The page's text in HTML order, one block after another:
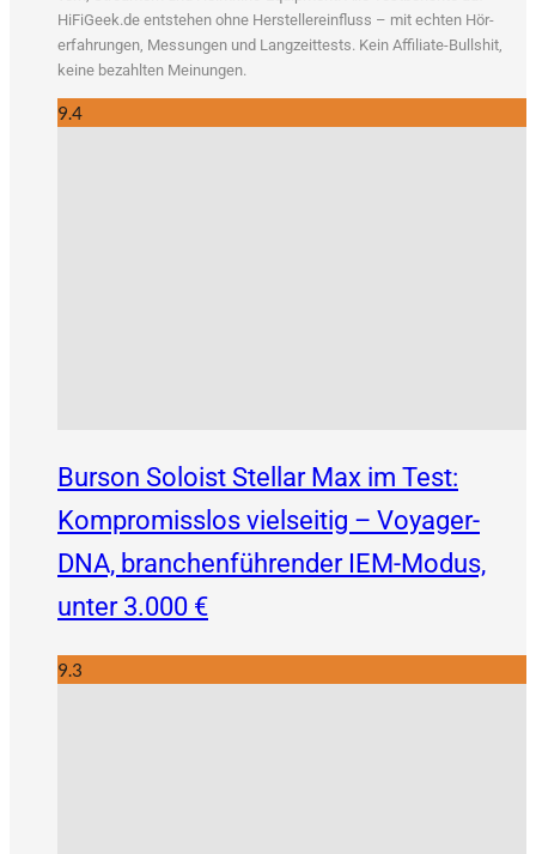
HiFiGeek.de ent­ste­hen ohne Her­stel­ler­ein­fluss – mit ech­ten Hör­
erfah­run­gen, Mes­sun­gen und Lang­zeit­tests. Kein Affi­lia­te-Bull­shit,
kei­ne bezahl­ten Meinungen.
9.4
Burson Soloist Stellar Max im Test:
Kompromisslos vielseitig – Voyager-
DNA, branchenführender IEM-Modus,
unter 3.000 €
9.3